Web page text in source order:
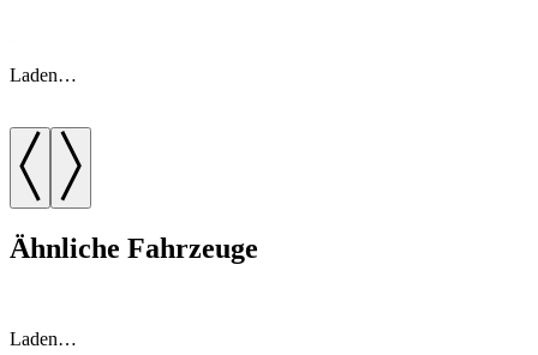
Laden…
Ähnliche Fahrzeuge
Laden…